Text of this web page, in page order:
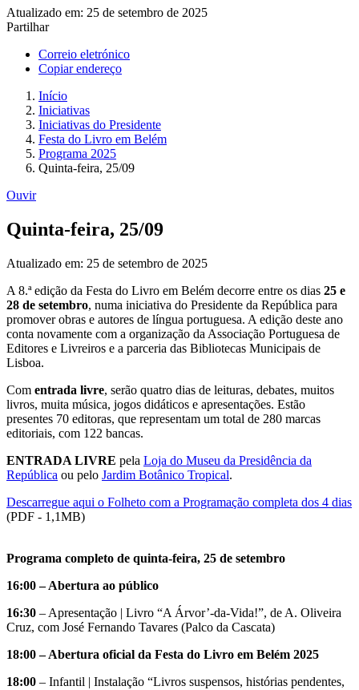
Atualizado em: 25 de setembro de 2025
Partilhar
Correio eletrónico
Copiar endereço
Início
Iniciativas
Iniciativas do Presidente
Festa do Livro em Belém
Programa 2025
Quinta-feira, 25/09
Ouvir
Quinta-feira, 25/09
Atualizado em: 25 de setembro de 2025
A 8.ª edição da Festa do Livro em Belém decorre entre os dias 25 e
28 de setembro, numa iniciativa do Presidente da República para
promover obras e autores de língua portuguesa. A edição deste ano
conta novamente com a organização da Associação Portuguesa de
Editores e Livreiros e a parceria das Bibliotecas Municipais de
Lisboa.
Com entrada livre, serão quatro dias de leituras, debates, muitos
livros, muita música, jogos didáticos e apresentações. Estão
presentes 70 editoras, que representam um total de 280 marcas
editoriais, com 122 bancas.
ENTRADA LIVRE pela Loja do Museu da Presidência da
República ou pelo Jardim Botânico Tropical.
Descarregue aqui o Folheto com a Programação completa dos 4 dias
(PDF - 1,1MB)
Programa completo de quinta-feira, 25 de setembro
16:00 – Abertura ao público
16:30 – Apresentação | Livro “A Árvor’-da-Vida!”, de A. Oliveira
Cruz, com José Fernando Tavares (Palco da Cascata)
18:00 – Abertura oficial da Festa do Livro em Belém 2025
18:00 – Infantil | Instalação “Livros suspensos, histórias pendentes,